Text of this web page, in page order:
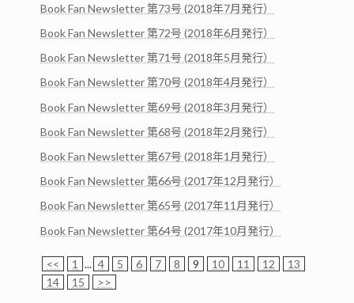
Book Fan Newsletter 第73号 (2018年7月発行）
Book Fan Newsletter 第72号 (2018年6月発行）
Book Fan Newsletter 第71号 (2018年5月発行）
Book Fan Newsletter 第70号 (2018年4月発行）
Book Fan Newsletter 第69号 (2018年3月発行）
Book Fan Newsletter 第68号 (2018年2月発行）
Book Fan Newsletter 第67号 (2018年1月発行）
Book Fan Newsletter 第66号 (2017年12月発行）
Book Fan Newsletter 第65号 (2017年11月発行）
Book Fan Newsletter 第64号 (2017年10月発行）
<< 1 ... 4 5 6 7 8 9 10 11 12
13
14
15 >>